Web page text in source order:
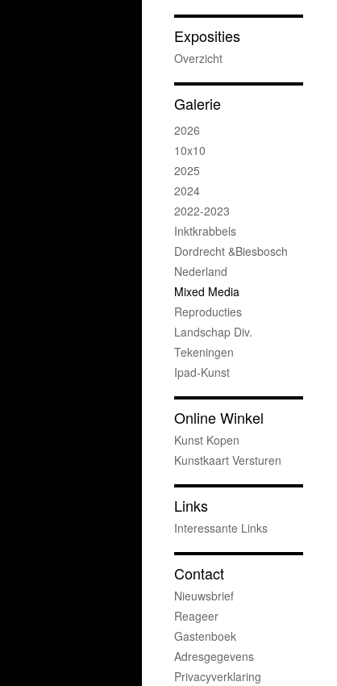
Exposities
Overzicht
Galerie
2026
10x10
2025
2024
2022-2023
Inktkrabbels
Dordrecht &Biesbosch
Nederland
Mixed Media
Reproducties
Landschap Div.
Tekeningen
Ipad-Kunst
Online Winkel
Kunst Kopen
Kunstkaart Versturen
Links
Interessante Links
Contact
Nieuwsbrief
Reageer
Gastenboek
Adresgegevens
Privacyverklaring